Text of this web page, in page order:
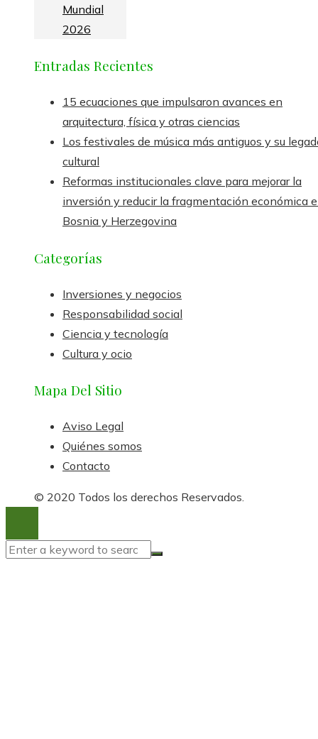
Mundial
2026
Entradas Recientes
15 ecuaciones que impulsaron avances en
arquitectura, física y otras ciencias
Los festivales de música más antiguos y su
cultural
Reformas institucionales clave para mejorar la
inversión y reducir la fragmentación económica
Bosnia y Herzegovina
Categorías
Inversiones y negocios
Responsabilidad social
Ciencia y tecnología
Cultura y ocio
Mapa Del Sitio
Aviso Legal
Quiénes somos
Contacto
© 2020 Todos los derechos Reservados.